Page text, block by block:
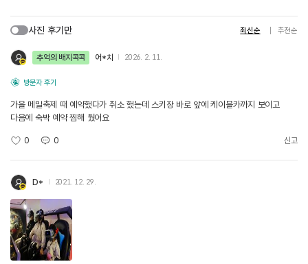
사진 후기만 최신순 추천순
추억의 배지콕콕 어*치 2026. 2. 11.
방문자 후기
가을 메밀축제 때 예약했다가 취소 했는데 스키장 바로 앞에 케이블카까지 보이고
다음에 숙박 예약 찜해 뒀어요
0 0 신고
D* 2021. 12. 29.